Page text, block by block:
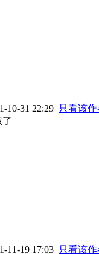
10-31 22:29 只看该
11-19 17:03 只看该